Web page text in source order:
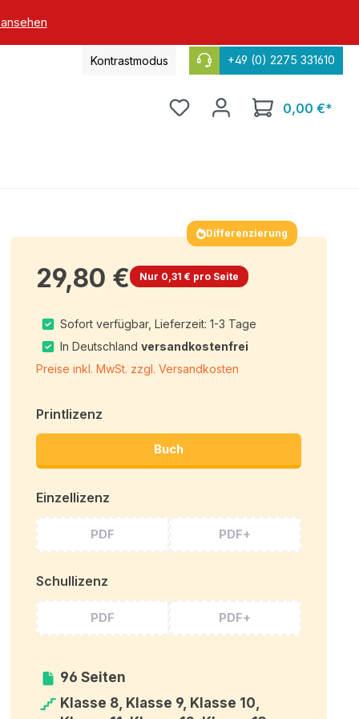
Kontrastmodus +49 (0) 2275 331610
0,00 €*
Differenzierung
29,80 € Nur 0,31 € pro Seite
Sofort verfügbar, Lieferzeit: 1-3 Tage
In Deutschland versandkostenfrei
Preise inkl. MwSt. zzgl. Versandkosten
Printlizenz
Buch
Einzellizenz
PDF PDF+
Schullizenz
PDF PDF+
96 Seiten
Klasse 8, Klasse 9, Klasse 10,